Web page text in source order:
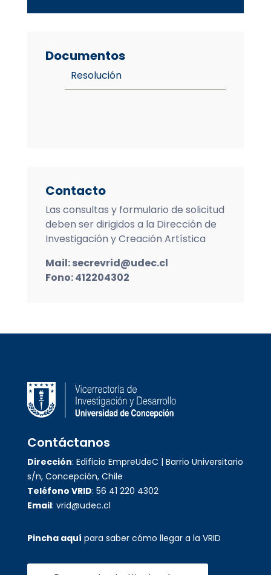
Documentos
Resolución
Contacto
Las consultas y formulario de solicitud
deben ser dirigidos a la Dirección de
Investigación y Creación Artística
Mail: secrevrid@udec.cl
Fono: 412204302
Contáctanos
Dirección: Edificio EmpreUdeC | Barrio Universitario
s/n, Concepción, Chile
Teléfono VRID: 56 41 220 4302
Email: vrid@udec.cl
Pincha aquí para saber cómo llegar a la VRID